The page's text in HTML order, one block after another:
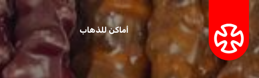
أماكن للذهاب